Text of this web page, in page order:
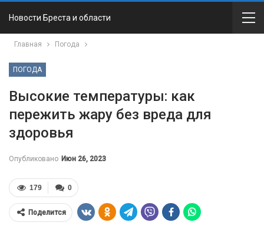
Новости Бреста и области
Главная Погода
ПОГОДА
Высокие температуры: как
пережить жару без вреда для
здоровья
Опубликовано Июн 26, 2023
0
179
Поделится